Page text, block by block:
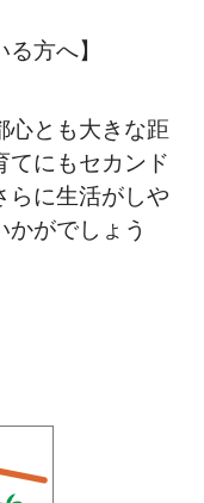
方へ】
心とも大きな距
てにもセカンド
らに生活がしや
がでしょう